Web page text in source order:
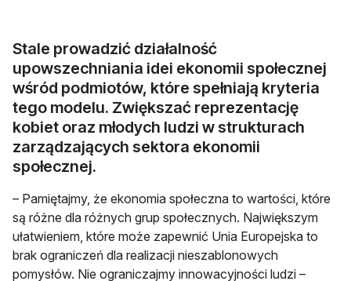
Stale prowadzić działalność
upowszechniania idei ekonomii społecznej
wśród podmiotów, które spełniają kryteria
tego modelu. Zwiększać reprezentację
kobiet oraz młodych ludzi w strukturach
zarządzających sektora ekonomii
społecznej.
– Pamiętajmy, że ekonomia społeczna to wartości, które
są różne dla różnych grup społecznych. Największym
ułatwieniem, które może zapewnić Unia Europejska to
brak ograniczeń dla realizacji nieszablonowych
pomysłów. Nie ograniczajmy innowacyjności ludzi –